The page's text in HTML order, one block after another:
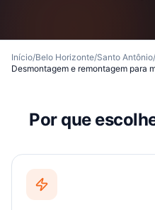
Início/Belo Horizonte/Santo Antônio/
Desmontagem e remontagem para
Por que